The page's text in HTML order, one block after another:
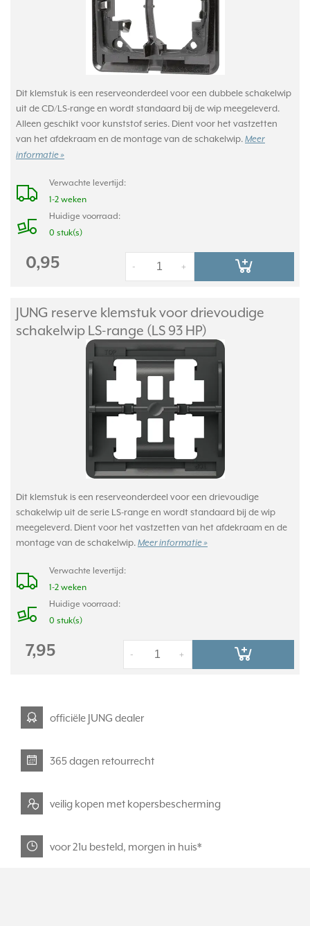
Dit klemstuk is een reserveonderdeel voor een dubbele schakelwip
uit de CD/LS-range en wordt standaard bij de wip meegeleverd.
Alleen geschikt voor kunststof series. Dient voor het vastzetten
van het afdekraam en de montage van de schakelwip. Meer
informatie »
Verwachte levertijd:
1-2 weken
Huidige voorraad:
0 stuk(s)
0,95 +
-
JUNG reserve klemstuk voor drievoudige
schakelwip LS-range (LS 93 HP)
Dit klemstuk is een reserveonderdeel voor een drievoudige
schakelwip uit de serie LS-range en wordt standaard bij de wip
meegeleverd. Dient voor het vastzetten van het afdekraam en de
montage van de schakelwip. Meer informatie »
Verwachte levertijd:
1-2 weken
Huidige voorraad:
0 stuk(s)
7,95 +
-
officiële JUNG dealer
365 dagen retourrecht
veilig kopen met kopersbescherming
voor 21u besteld, morgen in huis*